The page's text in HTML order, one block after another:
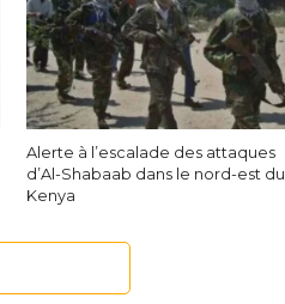
Alerte à l’escalade des attaques
d’Al-Shabaab dans le nord-est du
Kenya